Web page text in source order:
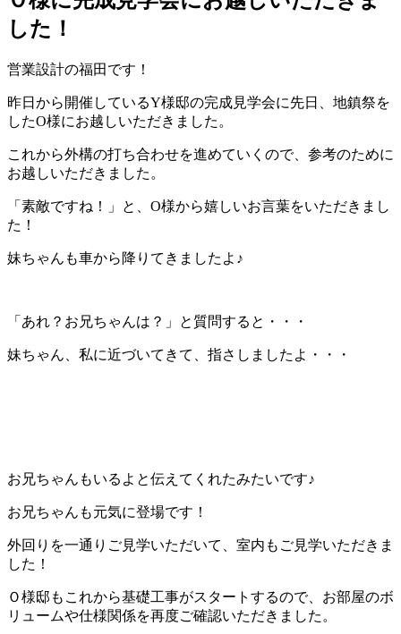
した！
営業設計の福田です！
昨日から開催しているY様邸の完成見学会に先日、地鎮祭を
したO様にお越しいただきました。
これから外構の打ち合わせを進めていくので、参考のために
お越しいただきました。
「素敵ですね！」と、O様から嬉しいお言葉をいただきまし
た！
妹ちゃんも車から降りてきましたよ♪
「あれ？お兄ちゃんは？」と質問すると・・・
妹ちゃん、私に近づいてきて、指さしましたよ・・・
お兄ちゃんもいるよと伝えてくれたみたいです♪
お兄ちゃんも元気に登場です！
外回りを一通りご見学いただいて、室内もご見学いただきま
した！
Ｏ様邸もこれから基礎工事がスタートするので、お部屋のボ
リュームや仕様関係を再度ご確認いただきました。